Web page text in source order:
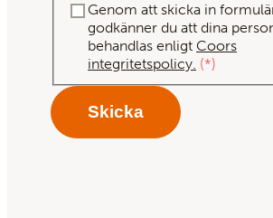
Genom att skicka in
godkänner du att dina
behandlas enligtCoors
integritetspolicy. *